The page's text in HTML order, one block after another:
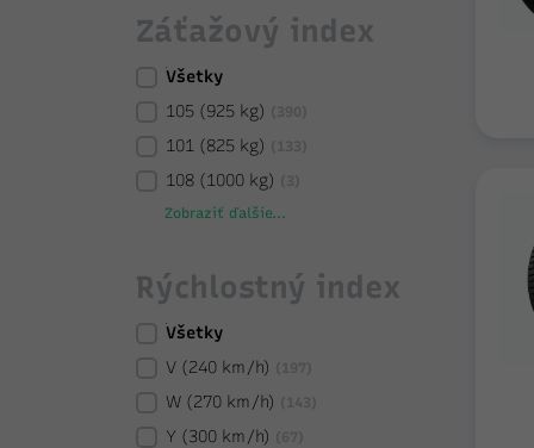
Záťažový index
Všetky
105 (925 kg)
101 (825 kg)
108 (1000 kg)
Zobraziť ďalšie...
Rýchlostný index
Všetky
V (240 km/h)
W (270 km/h)
Y (300 km/h)